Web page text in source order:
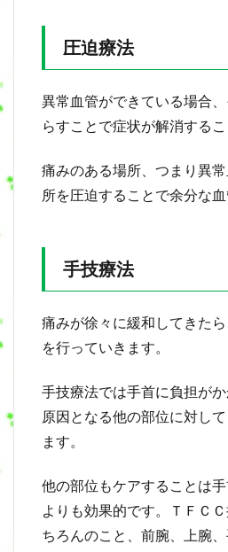
圧迫療法
異常血管ができている場合
らすことで症状が解消するこ
痛みのある場所、つまり異
所を圧迫することで余分な血
手技療法
痛みが徐々に緩和してきた
を行っていきます。
手技療法では手首に負担が
原因となる他の部位に対し
ます。
他の部位もケアすることは
よりも効果的です。ＴＦＣ
ちろんのこと、前腕、上腕